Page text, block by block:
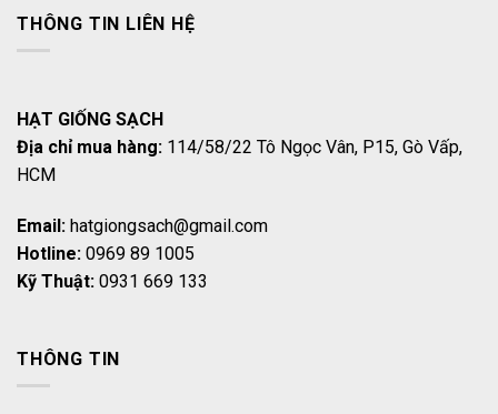
THÔNG TIN LIÊN HỆ
HẠT GIỐNG SẠCH
Địa chỉ mua hàng: 114/58/22 Tô Ngọc Vân, P15, Gò Vấp,
HCM
Email: hatgiongsach@gmail.com
Hotline: 0969 89 1005
Kỹ Thuật: 0931 669 133
THÔNG TIN